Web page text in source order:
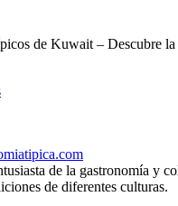
de Kuwait – Descubre
de la gastronomía y
de diferentes culturas.